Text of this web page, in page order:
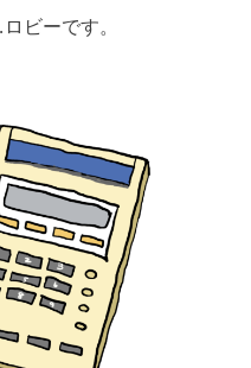
ビーです。